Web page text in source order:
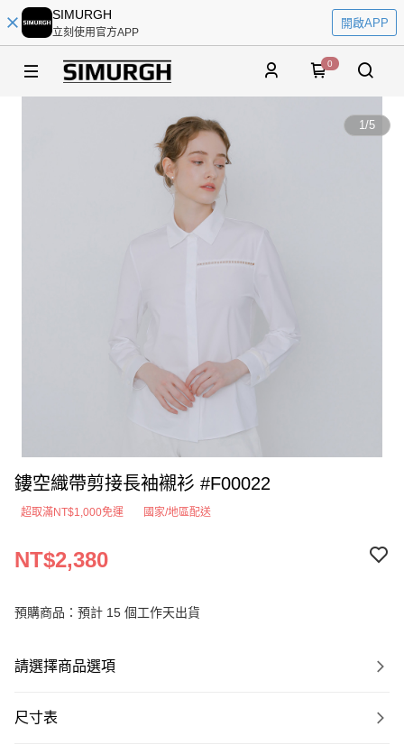
SIMURGH
立刻使用官方APP
開啟APP
0
1/5
鏤空織帶剪接長袖襯衫 #F00022
超取滿NT$1,000免運 國家/地區配送
NT$2,380
預購商品：預計 15 個工作天出貨
請選擇商品選項
尺寸表